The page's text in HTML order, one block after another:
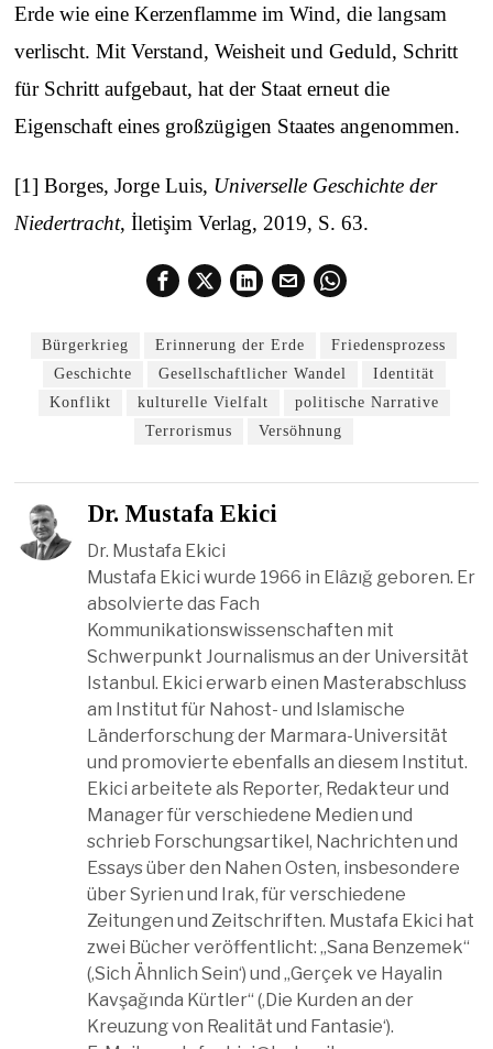
Erde wie eine Kerzenflamme im Wind, die langsam
verlischt. Mit Verstand, Weisheit und Geduld, Schritt
für Schritt aufgebaut, hat der Staat erneut die
Eigenschaft eines großzügigen Staates angenommen.
[1] Borges, Jorge Luis, Universelle Geschichte der
Niedertracht, İletişim Verlag, 2019, S. 63.
Bürgerkrieg Erinnerung der Erde
Friedensprozess
Geschichte
Gesellschaftlicher Wandel
Identität
Konflikt
kulturelle Vielfalt
politische Narrative
Terrorismus
Versöhnung
Dr. Mustafa Ekici
Dr. Mustafa Ekici
Mustafa Ekici wurde 1966 in Elâzığ geboren. Er
absolvierte das Fach
Kommunikationswissenschaften mit
Schwerpunkt Journalismus an der Universität
Istanbul. Ekici erwarb einen Masterabschluss
am Institut für Nahost- und Islamische
Länderforschung der Marmara-Universität
und promovierte ebenfalls an diesem Institut.
Ekici arbeitete als Reporter, Redakteur und
Manager für verschiedene Medien und
schrieb Forschungsartikel, Nachrichten und
Essays über den Nahen Osten, insbesondere
über Syrien und Irak, für verschiedene
Zeitungen und Zeitschriften. Mustafa Ekici hat
zwei Bücher veröffentlicht: „Sana Benzemek“
(‚Sich Ähnlich Sein‘) und „Gerçek ve Hayalin
Kavşağında Kürtler“ (‚Die Kurden an der
Kreuzung von Realität und Fantasie‘).